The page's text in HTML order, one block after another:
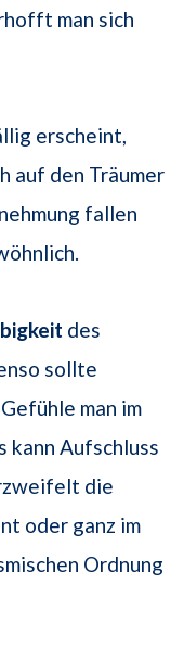
man sich
erscheint,
auf den Träumer
fallen
des
sollte
man im
kann Aufschluss
die
oder ganz im
Ordnung